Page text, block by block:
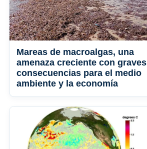
Mareas de macroalgas, una
amenaza creciente con graves
consecuencias para el medio
ambiente y la economía